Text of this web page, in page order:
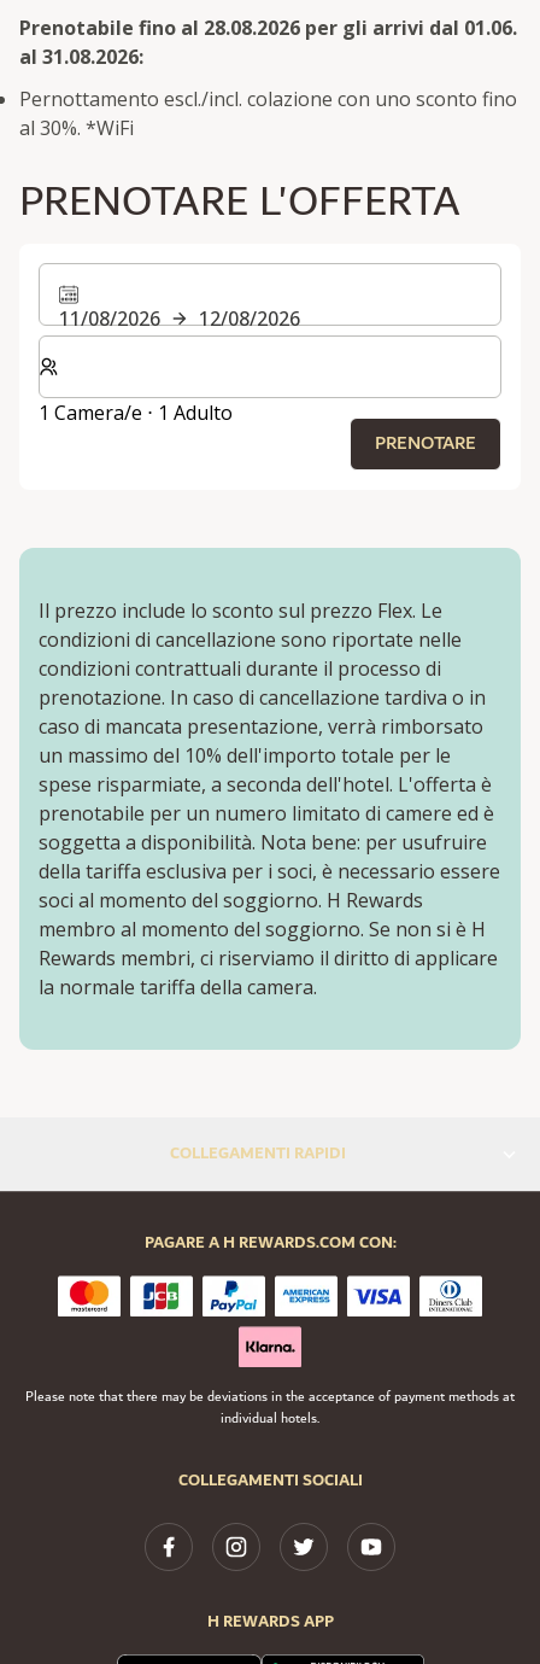
Prenotabile fino al 28.08.2026 per gli arrivi dal 01.06.
al 31.08.2026:
Pernottamento escl./incl. colazione con uno sconto fino
al 30%. *WiFi
PRENOTARE L'OFFERTA
11/08/2026
12/08/2026
Selezionare il numero di camere e di ospiti per il
1 Camera/e ⋅ 1 Adulto
PRENOTARE
Il prezzo include lo sconto sul prezzo Flex. Le
condizioni di cancellazione sono riportate nelle
condizioni contrattuali durante il processo di
prenotazione. In caso di cancellazione tardiva o in
caso di mancata presentazione, verrà rimborsato
un massimo del 10% dell'importo totale per le
spese risparmiate, a seconda dell'hotel. L'offerta è
prenotabile per un numero limitato di camere ed è
soggetta a disponibilità. Nota bene: per usufruire
della tariffa esclusiva per i soci, è necessario essere
soci al momento del soggiorno. H Rewards
membro al momento del soggiorno. Se non si è H
Rewards membri, ci riserviamo il diritto di applicare
la normale tariffa della camera.
COLLEGAMENTI RAPIDI
COLLEGAMENTI SOCIALI
H REWARDS APP
PAGARE A H REWARDS.COM CON:
Please note that there may be deviations in the acceptance of payment methods at
individual hotels.